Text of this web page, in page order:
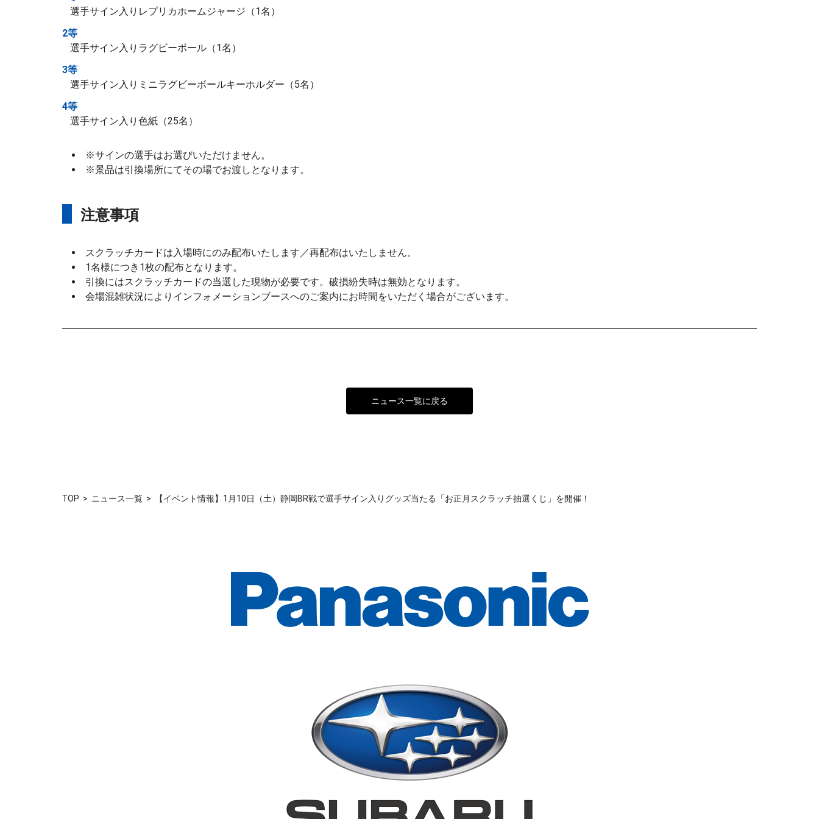
選手サイン入りレプリカホームジャージ（1名）
2等
選手サイン入りラグビーボール（1名）
3等
選手サイン入りミニラグビーボールキーホルダー（5名）
4等
選手サイン入り色紙（25名）
※サインの選手はお選びいただけません。
※景品は引換場所にてその場でお渡しとなります。
注意事項
スクラッチカードは入場時にのみ配布いたします／再配布はいたしません。
1名様につき1枚の配布となります。
引換にはスクラッチカードの当選した現物が必要です。破損紛失時は無効となります。
会場混雑状況によりインフォメーションブースへのご案内にお時間をいただく場合がございます。
ニュース一覧に戻る
TOP ニュース一覧 【イベント情報】1月10日（土）静岡BR戦で選手サイン入りグッズ当たる「お正月スクラッチ抽選くじ」を開催！